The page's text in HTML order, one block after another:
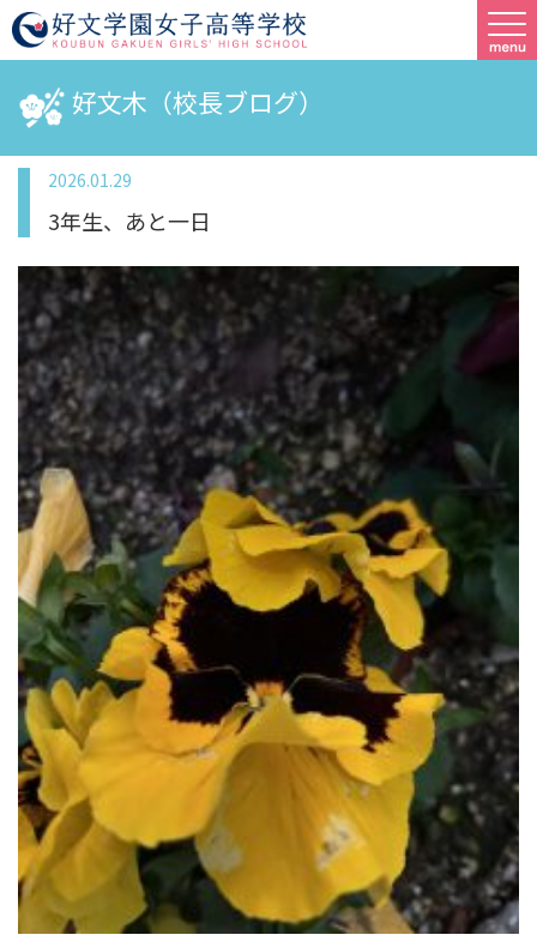
好文木（校長ブログ）
2026.01.29
3年生、あと一日